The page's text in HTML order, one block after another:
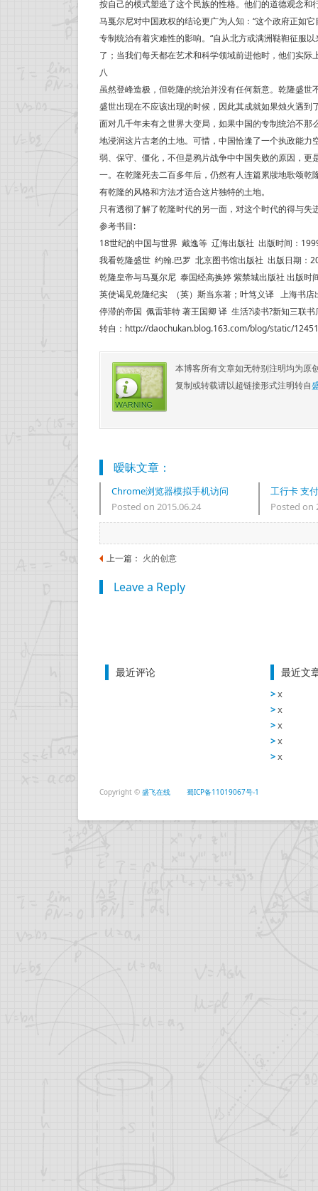
按自己的模式塑造了这个民族的性格。他们的道德观念
马戛尔尼对中国政权的结论更广为人知：“这个政府正如
专制统治有着灾难性的影响。“自从北方或满洲鞑靼征服
了；当我们每天都在艺术和科学领域前进他时，他们实际
八
虽然登峰造极，但乾隆的统治并没有任何新意。乾隆盛
盛世出现在不应该出现的时候，因此其成就如果烛火遇到
面对几千年未有之世界大变局，如果中国的专制统治不
地浸润这片古老的土地。可惜，中国恰逢了一个执政能力
弱、保守、僵化，不但是鸦片战争中中国失败的原因，
一。在乾隆死去二百多年后，仍然有人连篇累牍地歌颂
有乾隆的风格和方法才适合这片独特的土地。
只有透彻了解了乾隆时代的另一面，对这个时代的得与
参考书目:
18世纪的中国与世界 戴逸等 辽海出版社 出版时间：
我看乾隆盛世 约翰.巴罗 北京图书馆出版社 出版日期：
乾隆皇帝与马戛尔尼 泰国经高换婷 紫禁城出版社 出版时
英使谒见乾隆纪实 （英）斯当东著；叶笃义译 上海书
停滞的帝国 佩雷菲特 著王国卿 译 生活?读书?新知三联
转自：http://daochukan.blog.163.com/blog/static/
本博客所有文章如无特别注明均为原
复制或转载请以超链接形式注明转自
暧昧文章：
Chrome浏览器模拟手机访问
网站
Posted on 2015.06.24
工行卡 支
现“与银行
一致”解决
Posted on
上一篇： 火的创意
Leave a Reply
最近评论
最近文
x
x
x
x
x
Copyright © 盛飞在线 蜀ICP备11019067号-1